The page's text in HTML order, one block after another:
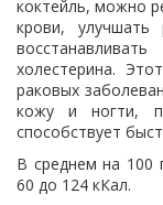
коктейль, можно
крови,
холестерина.
раковых
кожу и ногти,
способствует
В среднем на 100
60 до 124 кКал.